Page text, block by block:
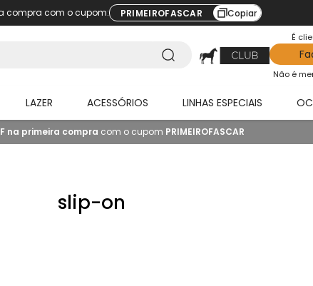
compra com o cupom: PRIMEIROFASCAR Copiar
É
Não é
LAZER ACESSÓRIOS LINHAS ESPECIAIS
na primeira compra com o cupom PRIMEIROFASCAR
slip-on